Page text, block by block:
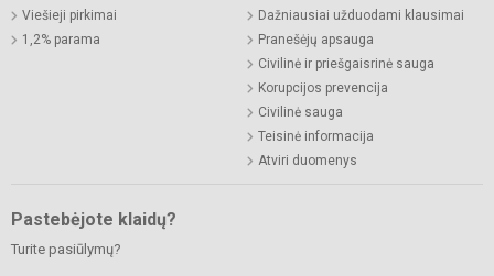
Viešieji pirkimai
1,2% parama
Dažniausiai užduodami klausimai
Pranešėjų apsauga
Civilinė ir priešgaisrinė sauga
Korupcijos prevencija
Civilinė sauga
Teisinė informacija
Atviri duomenys
Pastebėjote klaidų?
Turite pasiūlymų?